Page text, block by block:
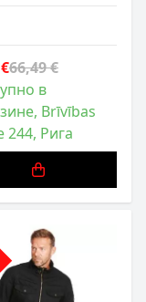
66,49 €
в
Brīvības
244, Рига